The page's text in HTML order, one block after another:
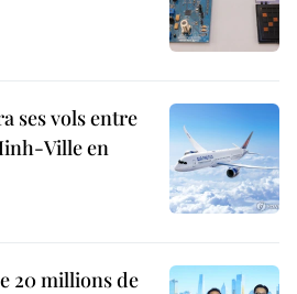
ses vols entre
Ville en
20 millions de